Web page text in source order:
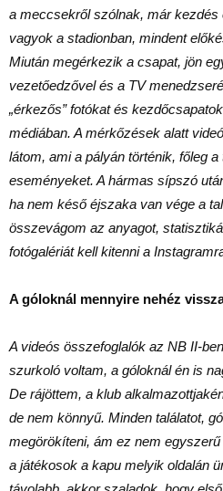
a meccsekről szólnak, már kezdés
vagyok a stadionban, mindent
Miután megérkezik a csapat, jön
vezetőedzővel és a TV
„érkezős” fotókat és
médiában. A mérkőzések alatt
látom, ami a pályán történik, főleg
eseményeket. A hármas sípszó
ha nem késő éjszaka van vége a
összevágom az anyagot,
fotógalériát kell kitenni a
A góloknál mennyire nehéz
A videós összefoglalók az NB II-
szurkoló voltam, a góloknál én is
De rájöttem, a klub
de nem könnyű. Minden találatot,
megörökíteni, ám ez nem
a játékosok a kapu melyik oldalán